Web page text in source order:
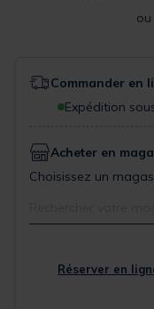
Commander en
Expédition
Acheter en
Choisissez un
Réserver en